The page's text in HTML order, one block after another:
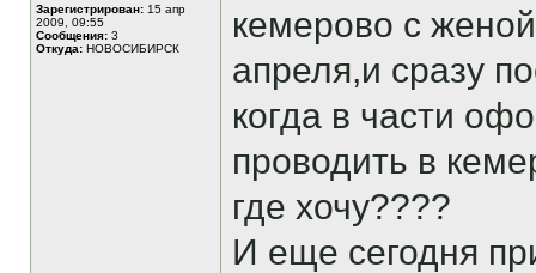
Зарегистрирован: 15 апр
2009, 09:55
Сообщения: 3
Откуда: НОВОСИБИРСК
кемерово с
апреля,и сразу
когда в части
проводить в
где хочу????
И еще сегодня